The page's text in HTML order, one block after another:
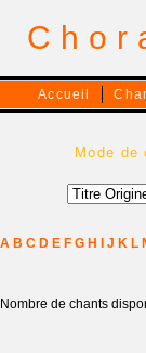
Accueil
Mode de
A B C D E F G H J K L
Nombre de chants